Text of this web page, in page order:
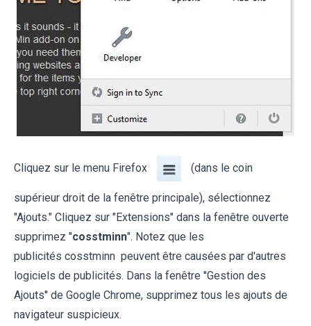
Cliquez sur le menu Firefox (dans le coin
supérieur droit de la fenêtre principale), sélectionnez
"Ajouts." Cliquez sur "Extensions" dans la fenêtre ouverte
supprimez "cosstminn". Notez que les
publicités cosstminn peuvent être causées par d'autres
logiciels de publicités. Dans la fenêtre ''Gestion des
Ajouts'' de Google Chrome, supprimez tous les ajouts de
navigateur suspicieux.